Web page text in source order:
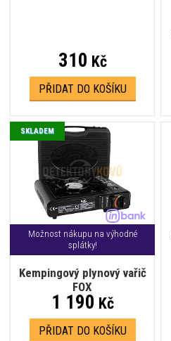
310 Kč
PŘIDAT DO KOŠÍKU
Možnost nákupu na výhodné
splátky!
Kempingový plynový vařič
FOX
SKLADEM
1 190 Kč
PŘIDAT DO KOŠÍKU